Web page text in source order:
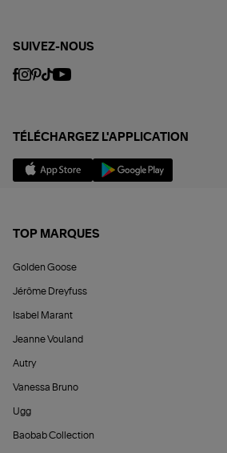
SUIVEZ-NOUS
TÉLÉCHARGEZ L'APPLICATION
TOP MARQUES
Golden Goose
Jérôme Dreyfuss
Isabel Marant
Jeanne Vouland
Autry
Vanessa Bruno
Ugg
Baobab Collection